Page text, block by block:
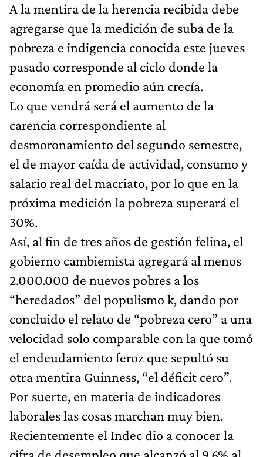
A la mentira de la herencia recibida debe
agregarse que la medición de suba de la
pobreza e indigencia conocida este jueves
pasado corresponde al ciclo donde la
economía en promedio aún crecía.
Lo que vendrá será el aumento de la
carencia correspondiente al
desmoronamiento del segundo semestre,
el de mayor caída de actividad, consumo y
salario real del macriato, por lo que en la
próxima medición la pobreza superará el
30%.
Así, al fin de tres años de gestión felina, el
gobierno cambiemista agregará al menos
2.000.000 de nuevos pobres a los
“heredados” del populismo k, dando por
concluido el relato de “pobreza cero” a una
velocidad solo comparable con la que tomó
el endeudamiento feroz que sepultó su
otra mentira Guinness, “el déficit cero”.
Por suerte, en materia de indicadores
laborales las cosas marchan muy bien.
Recientemente el Indec dio a conocer la